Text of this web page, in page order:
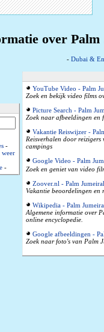
over
- Dubai &
-
weer
-
YouTube Video - Palm
Zoek en bekijk video films
Picture Search - Palm
Zoek naar afbeeldingen en
Vakantie Reiswijzer -
Reisverhalen door reizigers
campings
Google Video - Palm
Zoek en geniet van video
Zoover.nl - Palm
Vakantie beoordelingen en
Wikipedia - Palm
Algemene informatie over
online encyclopedie.
Google afbeeldingen -
Zoek naar foto's van Palm